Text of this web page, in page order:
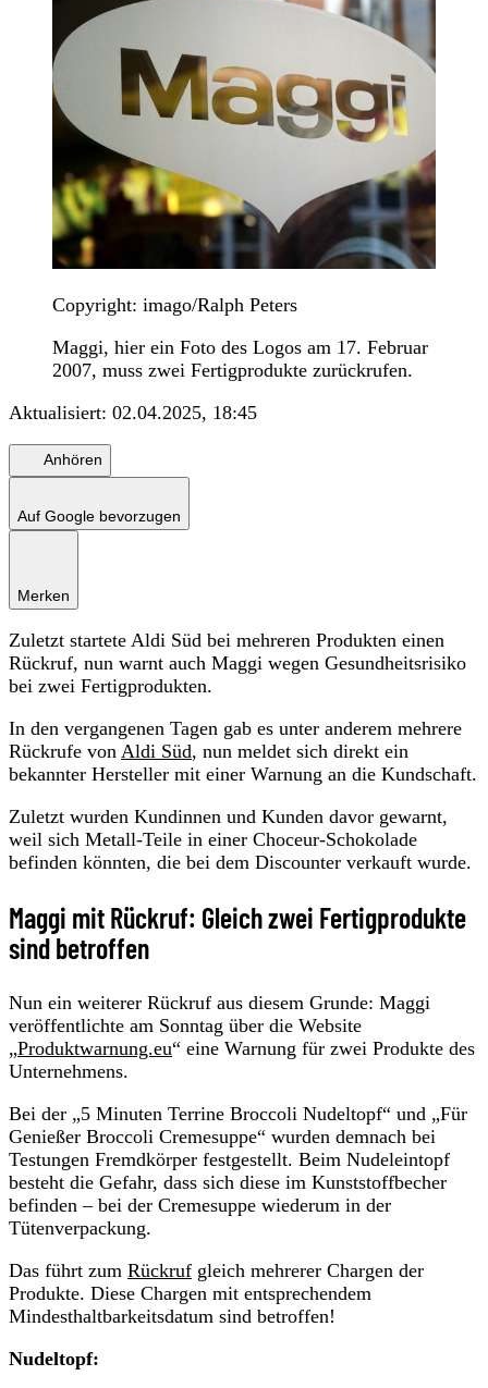
Copyright: imago/Ralph Peters
Maggi, hier ein Foto des Logos am 17. Februar
2007, muss zwei Fertigprodukte zurückrufen.
Aktualisiert: 02.04.2025, 18:45
Anhören
Auf Google bevorzugen
Merken
Zuletzt startete Aldi Süd bei mehreren Produkten einen
Rückruf, nun warnt auch Maggi wegen Gesundheitsrisiko
bei zwei Fertigprodukten.
In den vergangenen Tagen gab es unter anderem mehrere
Rückrufe von Aldi Süd, nun meldet sich direkt ein
bekannter Hersteller mit einer Warnung an die Kundschaft.
Zuletzt wurden Kundinnen und Kunden davor gewarnt,
weil sich Metall-Teile in einer Choceur-Schokolade
befinden könnten, die bei dem Discounter verkauft wurde.
Maggi mit Rückruf: Gleich zwei Fertigprodukte
sind betroffen
Nun ein weiterer Rückruf aus diesem Grunde: Maggi
veröffentlichte am Sonntag über die Website
„Produktwarnung.eu“ eine Warnung für zwei Produkte des
Unternehmens.
Bei der „5 Minuten Terrine Broccoli Nudeltopf“ und „Für
Genießer Broccoli Cremesuppe“ wurden demnach bei
Testungen Fremdkörper festgestellt. Beim Nudeleintopf
besteht die Gefahr, dass sich diese im Kunststoffbecher
befinden – bei der Cremesuppe wiederum in der
Tütenverpackung.
Das führt zum Rückruf gleich mehrerer Chargen der
Produkte. Diese Chargen mit entsprechendem
Mindesthaltbarkeitsdatum sind betroffen!
Nudeltopf: